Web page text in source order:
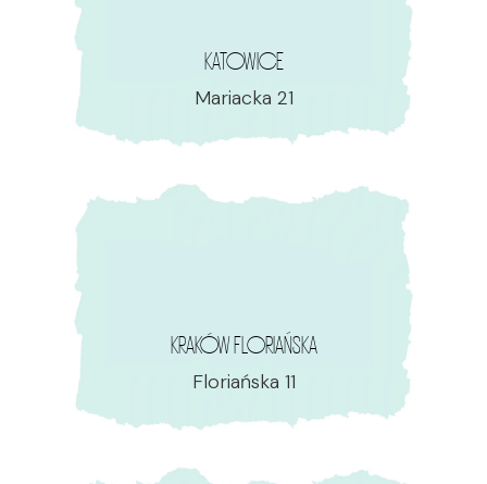
KATOWICE
Mariacka 21
KRAKÓW FLORIAŃSKA
Floriańska 11